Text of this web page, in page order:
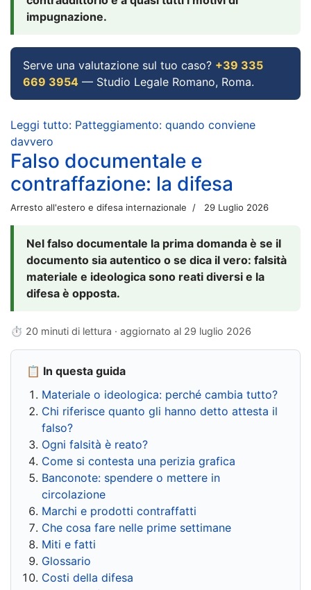
impugnazione.
Serve una valutazione sul tuo caso? +39 335
669 3954 — Studio Legale Romano, Roma.
Leggi tutto: Patteggiamento: quando conviene
davvero
Falso documentale e
contraffazione: la difesa
Arresto all'estero e difesa internazionale 29 Luglio 2026
Nel falso documentale la prima domanda è se il
documento sia autentico o se dica il vero: falsità
materiale e ideologica sono reati diversi e la
difesa è opposta.
⏱ 20 minuti di lettura · aggiornato al 29 luglio 2026
📋 In questa guida
Materiale o ideologica: perché cambia tutto?
Chi riferisce quanto gli hanno detto attesta il
falso?
Ogni falsità è reato?
Come si contesta una perizia grafica
Banconote: spendere o mettere in
circolazione
Marchi e prodotti contraffatti
Che cosa fare nelle prime settimane
Miti e fatti
Glossario
Costi della difesa